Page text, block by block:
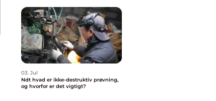
03. Jul
Ndt hvad er ikke-destruktiv prøvning,
og hvorfor er det vigtigt?